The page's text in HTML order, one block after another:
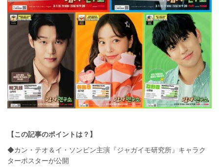
【この記事のポイントは？】
◆カン・テオ＆イ・ソンビン主演『ジャガイモ研究所』キャラク
ターポスターが公開